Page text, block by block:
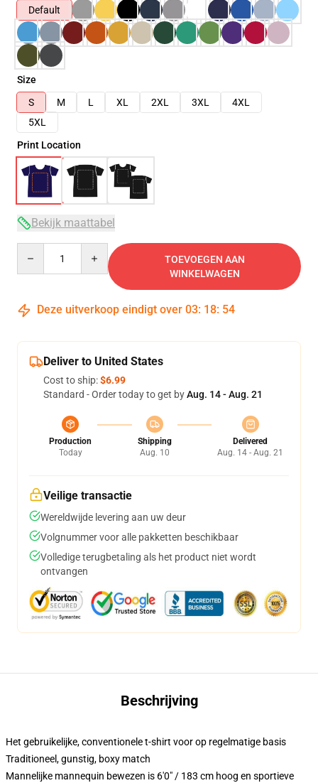
Default
Size
S
M L XL 2XL 3XL
4XL
5XL
Print Location
Bekijk maattabel
TOEVOEGEN AAN
WINKELWAGEN
Deze uitverkoop eindigt over 03: 18: 54
Deliver to United States
Cost to ship:$6.99
Standard - Order today to get byAug. 14 - Aug. 21
Production
Today
Shipping
Aug. 10
Delivered
Aug. 14 - Aug. 21
Veilige transactie
Wereldwijde levering aan uw deur
Volgnummer voor alle pakketten beschikbaar
Volledige terugbetaling als het product niet wordt
ontvangen
Beschrijving
Het gebruikelijke, conventionele t-shirt voor op regelmatige basis
Traditioneel, gunstig, boxy match
Mannelijke mannequin bewezen is 6'0" / 183 cm hoog en sportieve